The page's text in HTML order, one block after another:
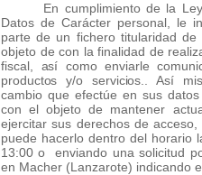
En cumplimiento de la
Datos de Carácter personal, le
parte de un fichero titularidad
objeto de con la finalidad de
fiscal, así como enviarle
productos y/o servicios.
. Así
cambio que efectúe en sus
con el objeto de mantener
ejercitar sus derechos de
puede hacerlo dentro del horario
13:00 o enviando una solicitud
en Macher (Lanzarote) indicando